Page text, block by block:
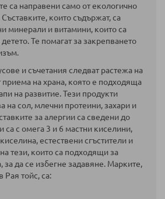
са направени само от екологично
които съдържат, са
минерали и витамини, които са
Те помагат за закрепването
и съчетания следват растежа на
приема на храна, която е подходяща
на развитие. Тези продукти
на сол, млечни протеини, захари и
за алергии са сведени до
с омега 3 и 6 мастни киселини,
естествени сгъстители и
тези, които са подходящи за
за да се избегне задавяне. Марките,
Рая тойс, са: